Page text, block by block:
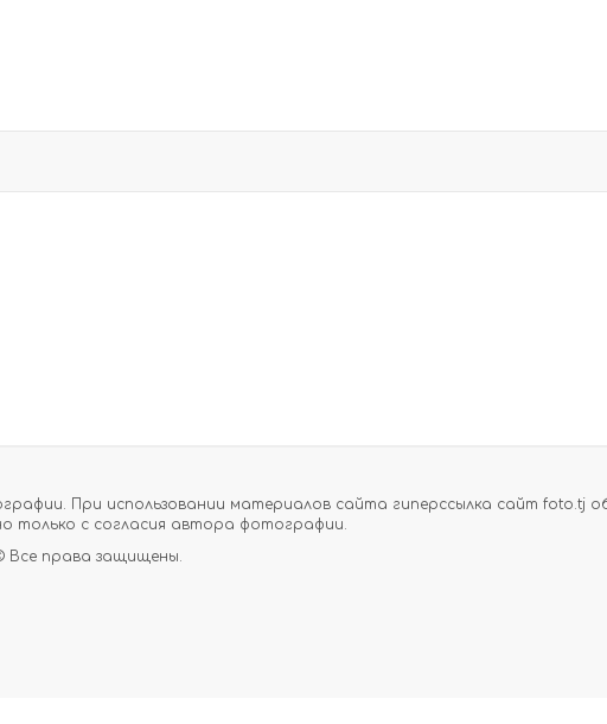
При использовании материалов сайта гиперссылка сайт foto.tj
только с согласия автора фотографии.
Все права защищены.